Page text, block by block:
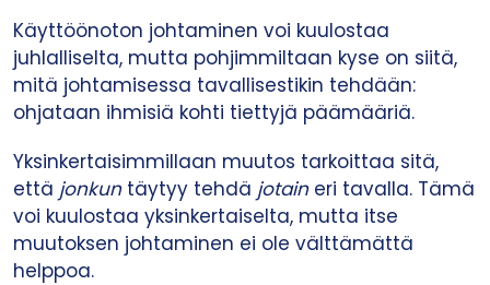
Käyttöönoton johtaminen voi kuulostaa
juhlalliselta, mutta pohjimmiltaan kyse on siitä,
mitä johtamisessa tavallisestikin tehdään:
ohjataan ihmisiä kohti tiettyjä päämääriä.
Yksinkertaisimmillaan muutos tarkoittaa sitä,
että jonkuntäytyy tehdä jotaineri tavalla. Tämä
voi kuulostaa yksinkertaiselta, mutta itse
muutoksen johtaminen ei ole välttämättä
helppoa.